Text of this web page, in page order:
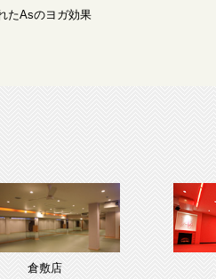
たAsのヨガ効果
倉敷店